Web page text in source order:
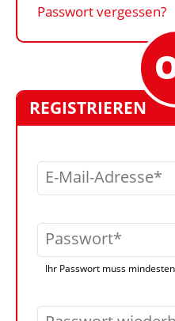
Passwort vergessen?
REGISTRIEREN
E-Mail-Adresse
Passwort
Ihr Passwort muss